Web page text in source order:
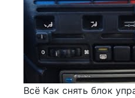
Всё Как снять блок